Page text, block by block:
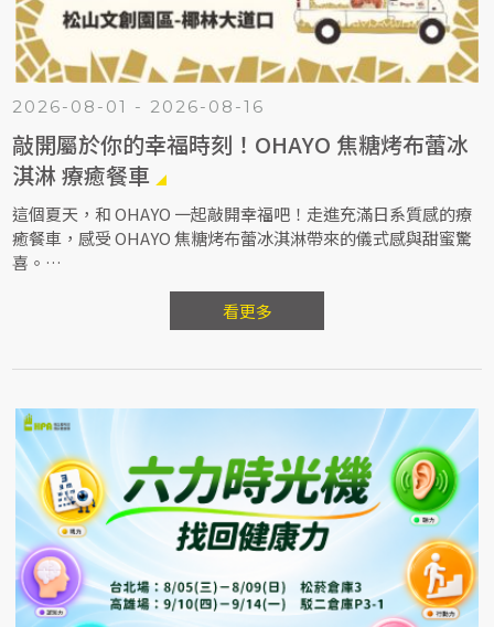
2026-08-01 - 2026-08-16
敲開屬於你的幸福時刻！OHAYO 焦糖烤布蕾冰
淇淋 療癒餐車
這個夏天，和 OHAYO 一起敲開幸福吧！走進充滿日系質感的療
癒餐車，感受 OHAYO 焦糖烤布蕾冰淇淋帶來的儀式感與甜蜜驚
喜。
現場除了能拍照打卡，還有機會獲得 OHAYO 專屬敲開金湯匙、
焦糖烤布蕾冰淇淋及限定磁吸發光冰箱貼等好禮。
敲開焦糖脆殼，收藏屬於今夏的幸福時刻！
看更多